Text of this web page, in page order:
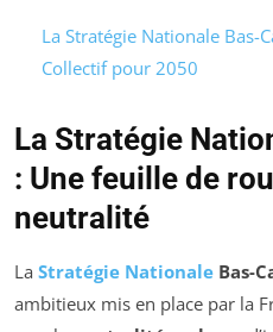
La Stratégie Nationale Bas-
Collectif pour 2050
La Stratégie
: Une feuille de
neutralité
La Stratégie Nationale Bas-
ambitieux mis en place par la